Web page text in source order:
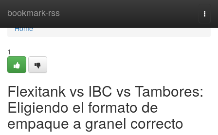
bookmark-rss
Home
Home
1
Flexitank vs IBC vs Tambores:
Eligiendo el formato de
empaque a granel correcto